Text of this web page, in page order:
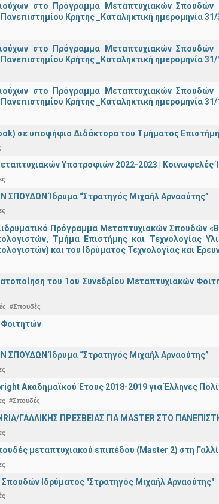
στo Πρόγραμμα Μεταπτυχιακών
Κρήτης _Καταληκτική ημερομηνία
στo Πρόγραμμα Μεταπτυχιακών
Κρήτης _Καταληκτική ημερομηνία
στo Πρόγραμμα Μεταπτυχιακών
Κρήτης _Καταληκτική ημερομηνία
σε υποψήφιο Διδάκτορα του Τμήματος
Υποτροφιών 2022-2023 | Κοινωφελές
Ίδρυμα “Στρατηγός Μιχαήλ Αρναούτης”
Πρόγραμμα Μεταπτυχιακών Σπουδών
Τμήμα Επιστήμης και Τεχνολογίας
και του Ιδρύματος Τεχνολογίας και
του 1ου Συνεδρίου Μεταπτυχιακών
#Σπουδές
Ίδρυμα “Στρατηγός Μιχαήλ Αρναούτης”
Ακαδημαϊκού Έτους 2018-2019 για Έλληνες
#Σπουδές
ΓΑΛΛΙΚΗΣ ΠΡΕΣΒΕΙΑΣ ΓΙΑ ΜASTER ΣΤΟ
μεταπτυχιακού επιπέδου (Master 2) στη
Ιδρύματος "Στρατηγός Μιχαήλ Αρναούτης"